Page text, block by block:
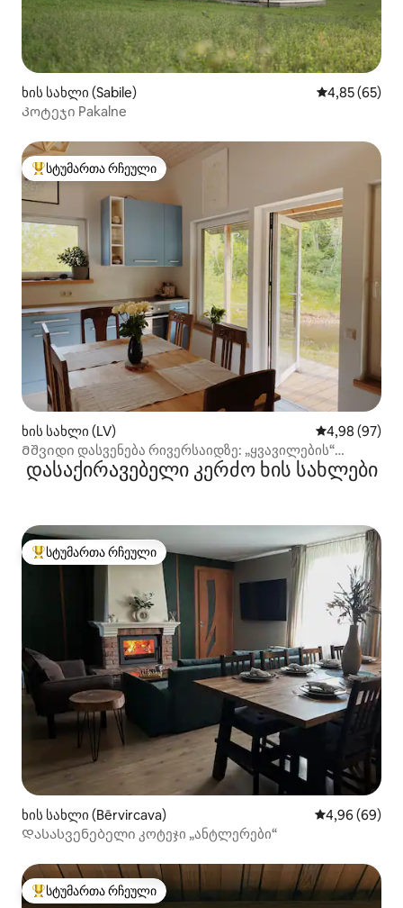
ხის სახლი (Sabile) საშუალო
4,85 (65)
Კოტეჯი Pakalne
სტუმართა რჩეული მოწინავე ვარიანტი
სტუმართა რჩეული
ხის სახლი (LV) საშუალო
4,98 (97)
Მშვიდი დასვენება რივერსაიდზე: „ყვავილების“
სტუდიოს ტიპის ხის სახლი
დასაქირავებელი კერძო ხის სახლები
სტუმართა რჩეული მოწინავე ვარიანტი
სტუმართა რჩეული
ხის სახლი (Bērvircava) საშუალო
4,96 (69)
Დასასვენებელი კოტეჯი „ანტლერები“
სტუმართა რჩეული მოწინავე ვარიანტი
სტუმართა რჩეული